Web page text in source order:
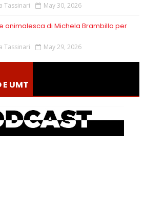
Tassinari May 30, 2026
animalesca di Michela Brambilla per
Tassinari May 29, 2026
E UMT